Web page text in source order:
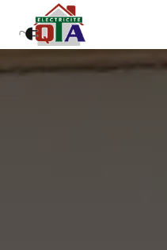
Panneau de gestion des cookies